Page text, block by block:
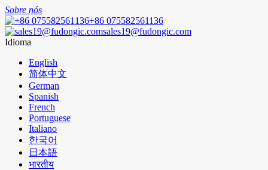
Sobre nós
+86 075582561136
sales19@fudongic.com
Idioma
English
简体中文
German
Spanish
French
Portuguese
Italiano
한국어
日本語
भारतीय